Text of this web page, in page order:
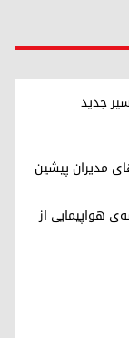
جدید
مدیران پیشین
هواپیمایی از